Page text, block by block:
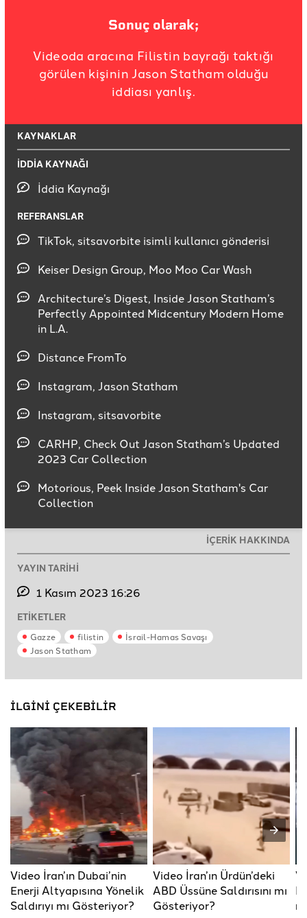
Sonuç olarak;
Videoda aracına Filistin bayrağı taktığı
görülen kişinin Jason Statham olduğu
iddiası yanlış.
KAYNAKLAR
İDDİA KAYNAĞI
İddia Kaynağı
REFERANSLAR
TikTok, sitsavorbite isimli kullanıcı gönderisi
Keiser Design Group, Moo Moo Car Wash
Architecture’s Digest, Inside Jason Statham’s
Perfectly Appointed Midcentury Modern Home
in L.A.
Distance FromTo
Instagram, Jason Statham
Instagram, sitsavorbite
CARHP, Check Out Jason Statham’s Updated
2023 Car Collection
Motorious, Peek Inside Jason Statham's Car
Collection
İÇERİK HAKKINDA
YAYIN TARİHİ
1 Kasım 2023 16:26
ETİKETLER
Gazze filistin
İsrail-Hamas Savaşı
Jason Statham
İLGİNİ ÇEKEBİLİR
Video İran’ın Dubai’nin
Enerji Altyapısına Yönelik
Saldırıyı mı Gösteriyor?
Video İran’ın Ürdün’deki
ABD Üssüne Saldırısını mı
Gösteriyor?